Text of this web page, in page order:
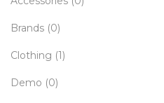
Brands (0)
Clothing (1)
Demo (0)